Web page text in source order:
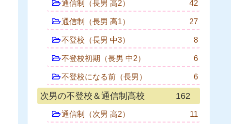
通信制（長男 高2） 42
通信制（長男 高1） 27
不登校（長男 中3） 8
不登校初期（長男 中2） 6
不登校になる前（長男） 6
次男の不登校＆通信制高校 162
通信制（次男 高2） 11